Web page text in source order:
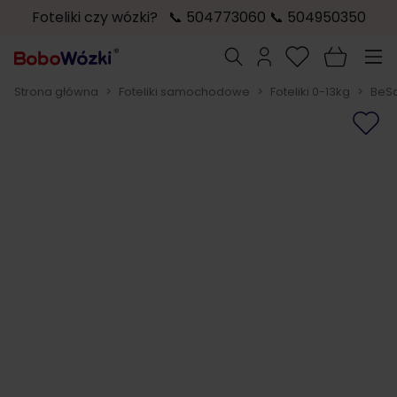
Foteliki czy wózki? 📞 504773060 📞 504950350
Szukaj
Strona główna > Foteliki samochodowe > Foteliki 0-13kg >